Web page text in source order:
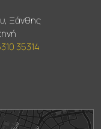
Ξάνθης
35314